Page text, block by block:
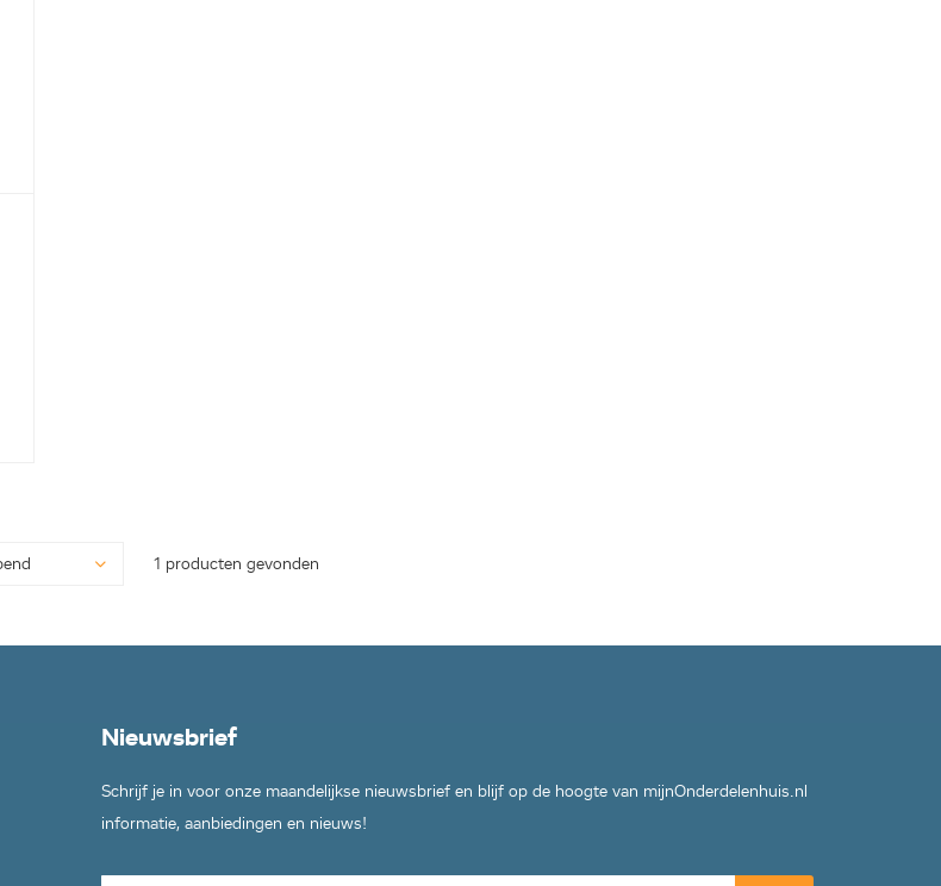
1 producten gevonden
Nieuwsbrief
Schrijf je in voor onze maandelijkse nieuwsbrief en blijf op de hoogte van mijnOnderdelenhuis.nl
informatie, aanbiedingen en nieuws!